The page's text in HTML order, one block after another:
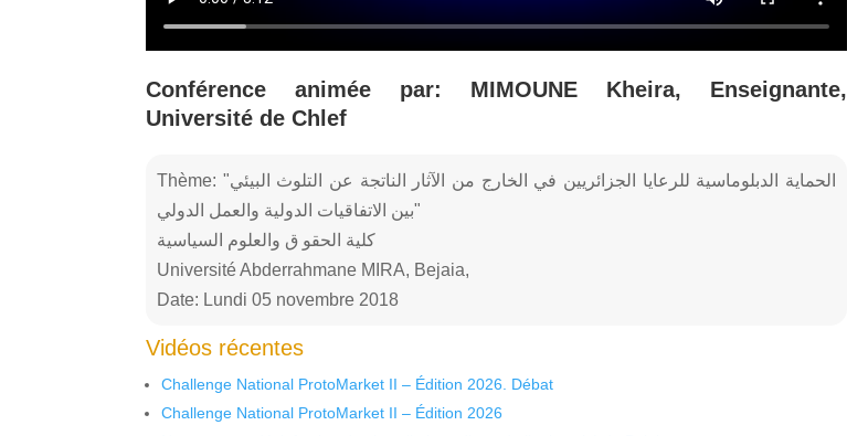
Conférence animée par: MIMOUNE Kheira, Enseignante,
Université de Chlef
Thème: "الحماية الدبلوماسية للرعايا الجزائريين في الخارج من الآثار الناتجة عن التلوث البيئي
بين الاتفاقيات الدولية والعمل الدولي"
كلية الحقو ق والعلوم السياسية
Université Abderrahmane MIRA, Bejaia,
Date: Lundi 05 novembre 2018
Vidéos récentes
Challenge National ProtoMarket II – Édition 2026. Débat
Challenge National ProtoMarket II – Édition 2026